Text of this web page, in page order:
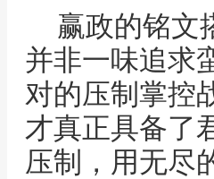
赢政的铭文
并非一味追求
对的压制掌控
才真正具备了
压制，用无尽